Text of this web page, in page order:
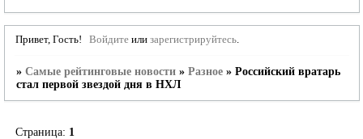
Привет, Гость! Войдитеили зарегистрируйтесь.
» Самые рейтинговые новости » Разное » Российский вратарь
стал первой звездой дня в НХЛ
Страница: 1